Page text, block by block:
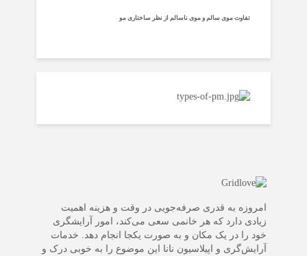
تفاوت موی سالم و موی ناسالم از نظر ساختاری مو
امروزه به قدری صرفه‌جویی در وقت و هزینه اهمیت
زیادی دارد که هر خانمی سعی می‌کند، امور آرایشگری
خود را در یک مکان و به صورت یکجا انجام دهد. خدمات
آرایش‌گری و اپیلاسیون نانا این موضوع را به خوبی درک و